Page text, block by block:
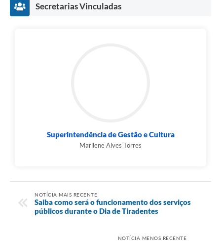
Secretarias Vinculadas
Superintendência de Gestão e Cultura
Marilene Alves Torres
NOTÍCIA MAIS RECENTE
Saiba como será o funcionamento dos serviços
públicos durante o Dia de Tiradentes
NOTÍCIA MENOS RECENTE